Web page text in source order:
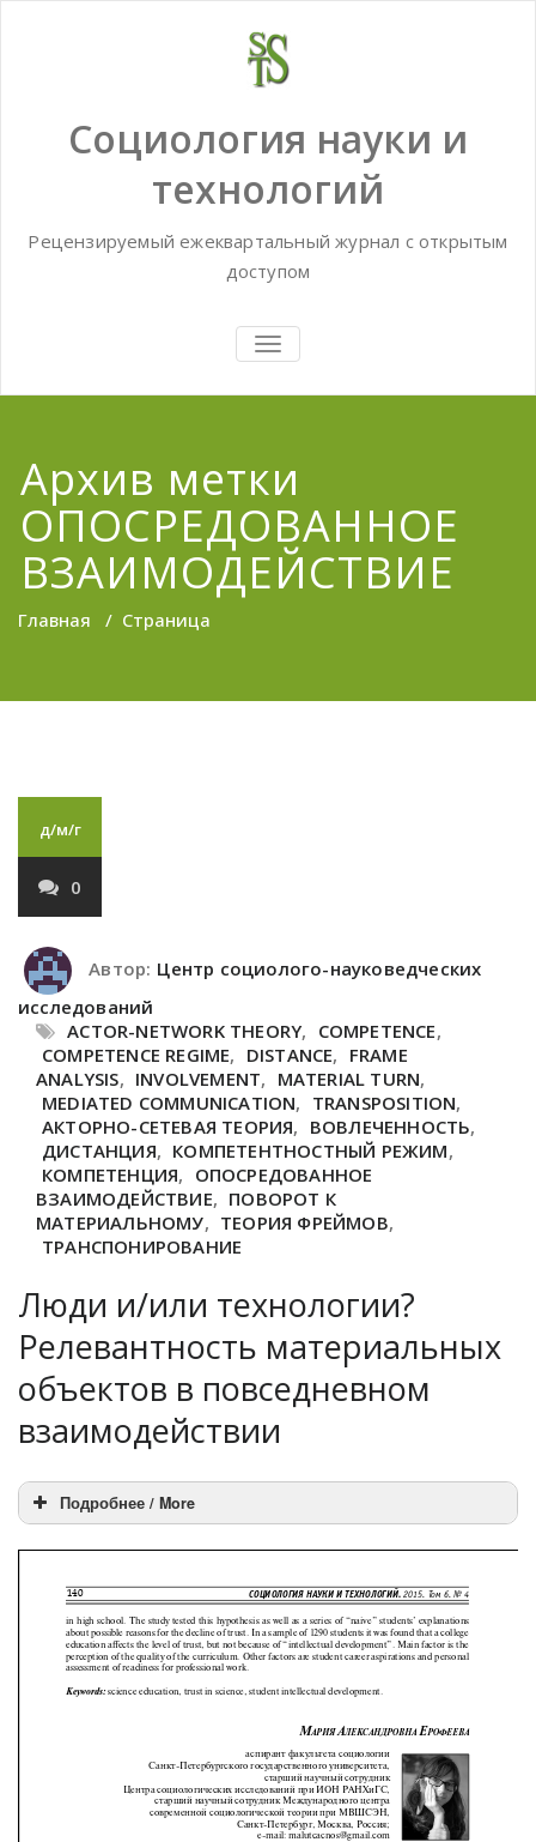
Социология науки и
технологий
Рецензируемый ежеквартальный журнал с открытым
доступом
TOGGLE
NAVIGATION
Архив метки
ОПОСРЕДОВАННОЕ
ВЗАИМОДЕЙСТВИЕ
Главная / Страница
д/м/г
0
Автор: Центр социолого-науковедческих
исследований
ACTOR-NETWORK THEORY, COMPETENCE,
COMPETENCE REGIME, DISTANCE, FRAME
ANALYSIS, INVOLVEMENT, MATERIAL TURN,
MEDIATED COMMUNICATION, TRANSPOSITION,
АКТОРНО-СЕТЕВАЯ ТЕОРИЯ, ВОВЛЕЧЕННОСТЬ,
ДИСТАНЦИЯ, КОМПЕТЕНТНОСТНЫЙ РЕЖИМ,
КОМПЕТЕНЦИЯ, ОПОСРЕДОВАННОЕ
ВЗАИМОДЕЙСТВИЕ, ПОВОРОТ К
МАТЕРИАЛЬНОМУ, ТЕОРИЯ ФРЕЙМОВ,
ТРАНСПОНИРОВАНИЕ
Люди и/или технологии?
Релевантность материальных
объектов в повседневном
взаимодействии
Подробнее / More